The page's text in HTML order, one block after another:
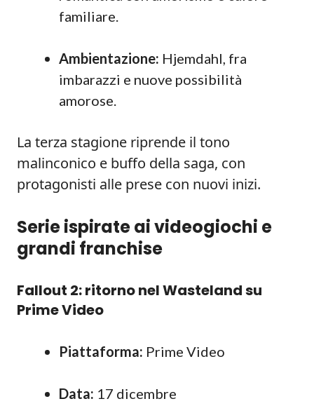
familiare.
Ambientazione: Hjemdahl, fra
imbarazzi e nuove possibilità
amorose.
La terza stagione riprende il tono
malinconico e buffo della saga, con
protagonisti alle prese con nuovi inizi.
Serie ispirate ai videogiochi e
grandi franchise
Fallout 2: ritorno nel Wasteland su
Prime Video
Piattaforma: Prime Video
Data: 17 dicembre